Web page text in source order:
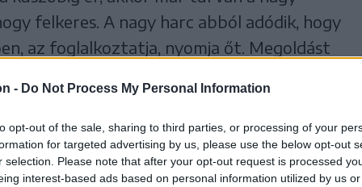
- Do Not Process My Personal Information
opt-out of the sale, sharing to third parties, or processing of your
for targeted advertising by us, please use the below opt-out
selection. Please note that after your opt-out request is processed
interest-based ads based on personal information utilized by us
felkeres. A nagy harc abból adódik, hogy
az foglalkoztatja, nyomja őt. Megoldást
között, a zöldségesnél, míg valaki
más szakembernél, és valami jót kapott,
eltelik egy idő, és közben zajlik a harc,
az emberek bolondnak bélyegzik, és küzd
míg végül annyira tűrhetetlen az